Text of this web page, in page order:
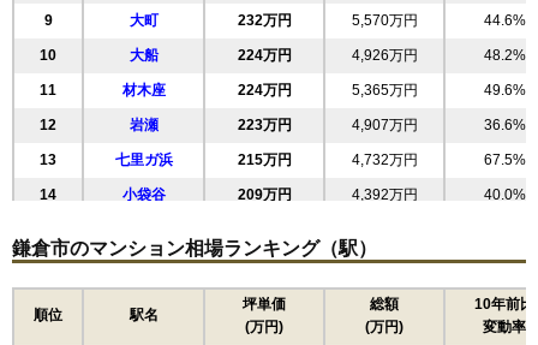
9 大町 232万円 5,570万円 44.6%
10 大船 224万円 4,926万円 48.2%
11 材木座 224万円 5,365万円 49.6%
12 岩瀬 223万円 4,907万円 36.6%
13 七里ガ浜 215万円 4,732万円 67.5%
14 小袋谷 209万円 4,392万円 40.0%
16 山崎 197万円 4,135万円 44.2%
193万円 3,671万円 42.2%
181万円 3,809万円 42.9%
鎌倉市のマンション相場ランキング（駅）
順位 駅名
坪単価
(万円)
総額
(万円)
10年前比
変動率